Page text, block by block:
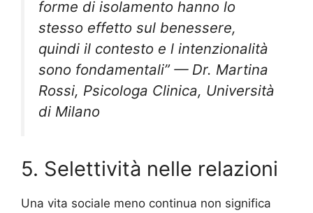
forme di isolamento hanno lo
stesso effetto sul benessere,
quindi il contesto e l intenzionalità
sono fondamentali” — Dr. Martina
Rossi, Psicologa Clinica, Università
di Milano
5. Selettività nelle relazioni
Una vita sociale meno continua non significa